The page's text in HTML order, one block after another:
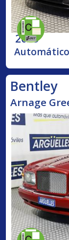
2023
Automático
Bentley
Arnage